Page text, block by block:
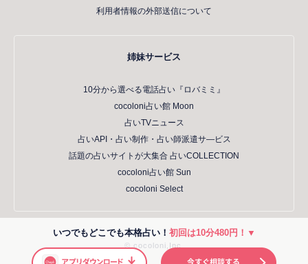
いつでもどこでも本格占い！ 初回は10分480円！▼
利用者情報の外部送信について
姉妹サービス
10分から選べる電話占い『ロバミミ』
cocoloni占い館 Moon
占いTVニュース
占いAPI・占い制作・占い師派遣サ―ビス
話題の占いサイトが大集合 占いCOLLECTION
cocoloni占い館 Sun
cocoloni Select
© cocoloni,Inc.